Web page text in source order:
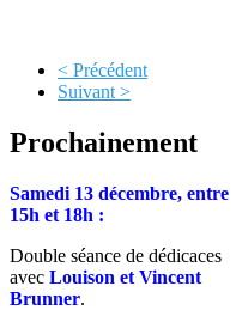
< Précédent
Suivant >
Prochainement
Samedi 13 décembre, entre
15h et 18h :
Double séance de dédicaces
avec Louison et Vincent
Brunner.